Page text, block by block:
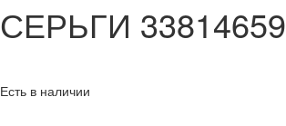
СЕРЬГИ 33814659
Есть в наличии